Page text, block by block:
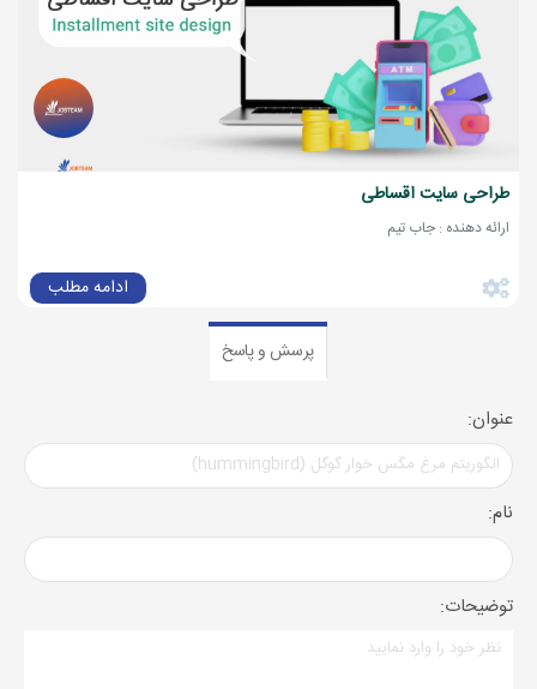
طراحی سایت اقساطی
ارائه دهنده : جاب تیم
ادامه مطلب
پرسش و پاسخ
عنوان:
نام:
توضیحات: